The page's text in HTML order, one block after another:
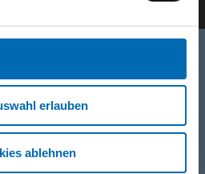
erlauben
ablehnen
(Mo - Fr: 07:00 - 18:00 Uhr)